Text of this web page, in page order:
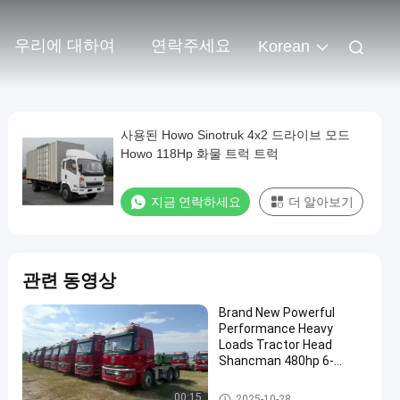
우리에 대하여 연락주세요 Korean
사용된 Howo Sinotruk 4x2 드라이브 모드
Howo 118Hp 화물 트럭 트럭
지금 연락하세요 더 알아보기
관련 동영상
00:15
Brand New Powerful
Performance Heavy
Loads Tractor Head
Shancman 480hp 6-
사용된 트랙터 트럭